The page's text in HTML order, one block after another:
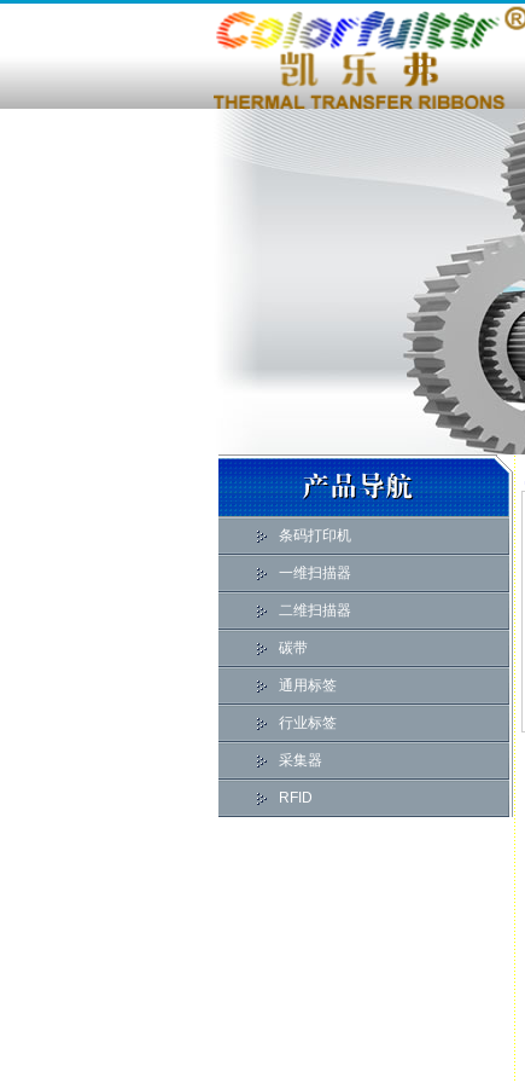
条码打印机
一维扫描器
二维扫描器
碳带
通用标签
行业标签
采集器
RFID